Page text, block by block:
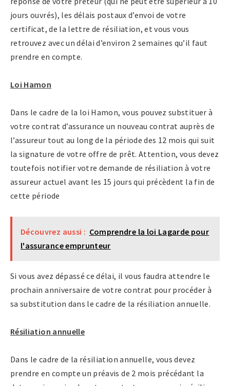
jours ouvrés), les délais postaux d’envoi de votre
certificat, de la lettre de résiliation, et vous vous
retrouvez avec un délai d’environ 2 semaines qu’il faut
prendre en compte.
Loi Hamon
Dans le cadre de la loi Hamon, vous pouvez substituer à
votre contrat d’assurance un nouveau contrat auprès de
l’assureur tout au long de la période des 12 mois qui suit
la signature de votre offre de prêt. Attention, vous devez
toutefois notifier votre demande de résiliation à votre
assureur actuel avant les 15 jours qui précèdent la fin de
cette période
Découvrez aussi : Comprendre la loi Lagarde pour
l'assurance emprunteur
Si vous avez dépassé ce délai, il vous faudra attendre le
prochain anniversaire de votre contrat pour procéder à
sa substitution dans le cadre de la résiliation annuelle.
Résiliation annuelle
Dans le cadre de la résiliation annuelle, vous devez
prendre en compte un préavis de 2 mois précédant la